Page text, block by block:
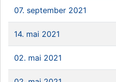
07. september 2021
14. mai 2021
02. mai 2021